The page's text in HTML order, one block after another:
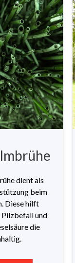
dient als
beim
Diese hilft
Pilzbefall und
die